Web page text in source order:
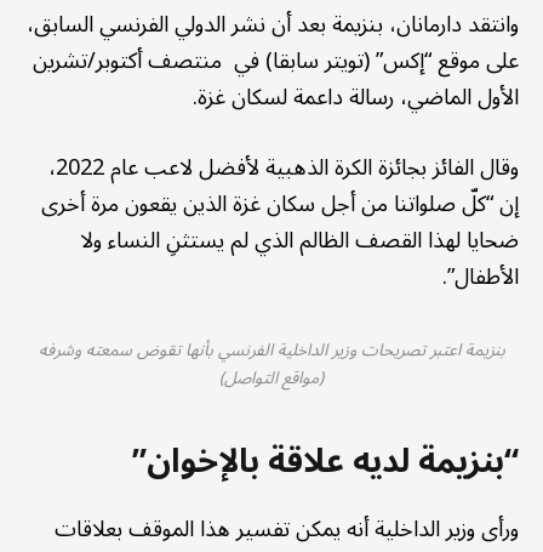
وانتقد دارمانان، بنزيمة بعد أن نشر الدولي الفرنسي السابق،
على موقع “إكس” (تويتر سابقا) في منتصف أكتوبر/تشرين
الأول الماضي، رسالة داعمة لسكان غزة.
وقال الفائز بجائزة الكرة الذهبية لأفضل لاعب عام 2022،
إن “كلّ صلواتنا من أجل سكان غزة الذين يقعون مرة أخرى
ضحايا لهذا القصف الظالم الذي لم يستثنِ النساء ولا
الأطفال”.
بنزيمة اعتبر تصريحات وزير الداخلية الفرنسي بأنها تقوض سمعته وشرفه
(مواقع التواصل)
“بنزيمة لديه علاقة بالإخوان”
ورأى وزير الداخلية أنه يمكن تفسير هذا الموقف بعلاقات